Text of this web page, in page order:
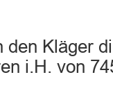
den Kläger
i.H. von